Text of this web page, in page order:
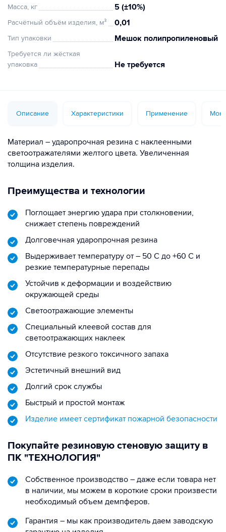
Масса, кг 5 (±10%)
Расчётный объём изделия, м³ 0,01
Тип упаковки Мешок полипропиленовый
Требуется ли жёсткая
упаковка
Не требуется
Описание Характеристики Применение
Материал – ударопрочная резина с наклеенными
светоотражателями желтого цвета. Увеличенная
толщина изделия.
Преимущества и технологии
Поглощает энергию удара при столкновении,
снижает степень повреждений
Долговечная ударопрочная резина
Выдерживает температуру от – 50 С до +60 С и
резкие температурные перепады
Устойчив к деформации и воздействию
окружающей среды
Светоотражающие элементы
Специальный клеевой состав для
светоотражающих наклеек
Отсутствие резкого токсичного запаха
Эстетичный внешний вид
Долгий срок службы
Быстрый и простой монтаж
Изделие имеет сертификат пожарной безопасности
Покупайте резиновую стеновую защиту в
ПК "ТЕХНОЛОГИЯ"
Собственное производство – даже если товара нет
в наличии, мы можем в короткие сроки произвести
необходимый объем демпферов.
Гарантия – мы как производитель даем заводскую